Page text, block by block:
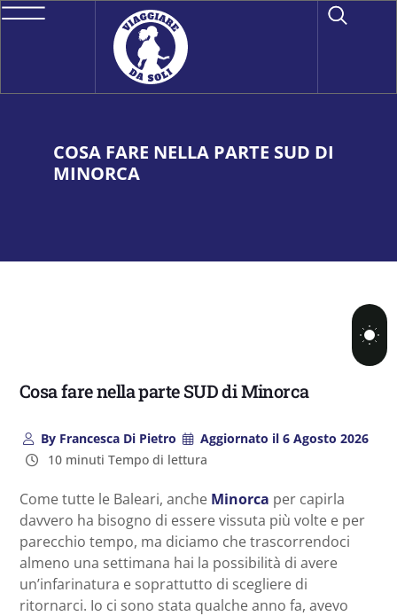
COSA FARE NELLA PARTE SUD DI
MINORCA
Cosa fare nella parte SUD di Minorca
ByFrancesca Di Pietro Aggiornato il 6 Agosto 2026
10 minuti Tempo di lettura
Come tutte le Baleari, anche Minorca per capirla
davvero ha bisogno di essere vissuta più volte e per
parecchio tempo, ma diciamo che trascorrendoci
almeno una settimana hai la possibilità di avere
un’infarinatura e soprattutto di scegliere di
ritornarci. Io ci sono stata qualche anno fa, avevo